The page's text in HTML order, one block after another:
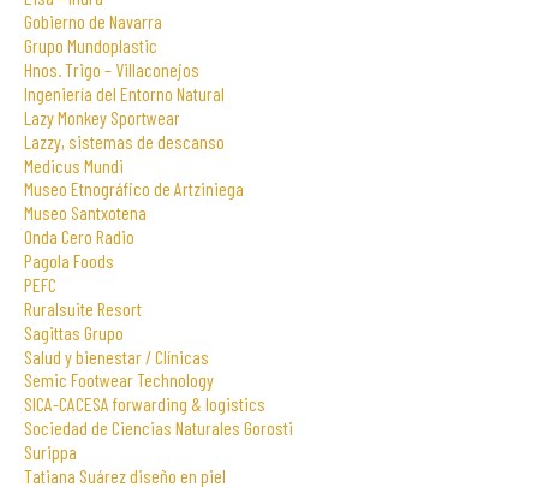
Gobierno de Navarra
Grupo Mundoplastic
Hnos. Trigo – Villaconejos
Ingeniería del Entorno Natural
Lazy Monkey Sportwear
Lazzy, sistemas de descanso
Medicus Mundi
Museo Etnográfico de Artziniega
Museo Santxotena
Onda Cero Radio
Pagola Foods
PEFC
Ruralsuite Resort
Sagittas Grupo
Salud y bienestar / Clínicas
Semic Footwear Technology
SICA-CACESA forwarding & logistics
Sociedad de Ciencias Naturales Gorosti
Surippa
Tatiana Suárez diseño en piel